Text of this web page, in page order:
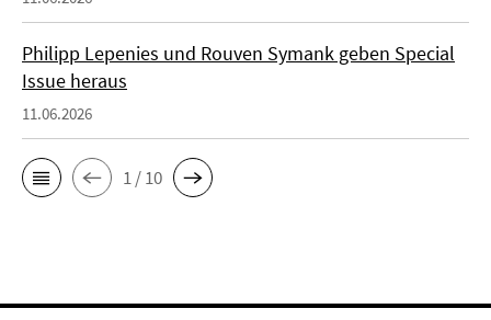
Philipp Lepenies und Rouven Symank geben Special
Issue heraus
11.06.2026
1 / 10